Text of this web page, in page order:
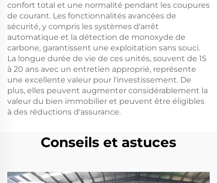
confort total et une normalité pendant les coupures
de courant. Les fonctionnalités avancées de
sécurité, y compris les systèmes d'arrêt
automatique et la détection de monoxyde de
carbone, garantissent une exploitation sans souci.
La longue durée de vie de ces unités, souvent de 15
à 20 ans avec un entretien approprié, représente
une excellente valeur pour l'investissement. De
plus, elles peuvent augmenter considérablement la
valeur du bien immobilier et peuvent être éligibles
à des réductions d'assurance.
Conseils et astuces